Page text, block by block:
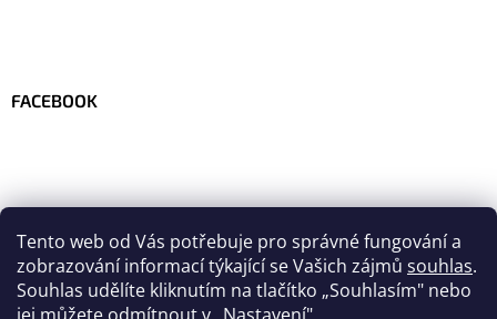
Tento web od Vás potřebuje pro správné fungování a
zobrazování informací týkající se Vašich zájmů souhlas.
Souhlas udělíte kliknutím na tlačítko „Souhlasím" nebo
FACEBOOK